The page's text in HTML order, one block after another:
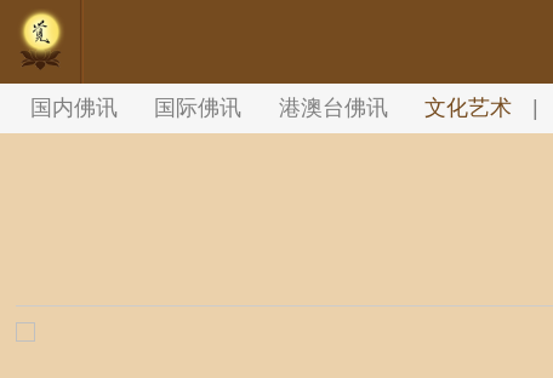
//内容文章背景颜色设置
国内佛讯 国际佛讯 港澳台佛讯 文化艺术 |